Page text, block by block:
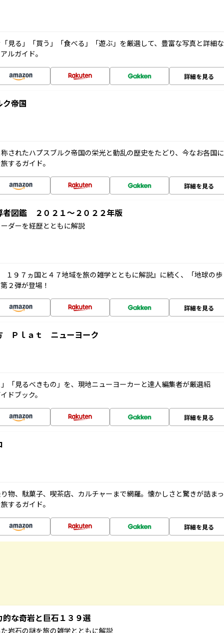
見る」「買う」「食べる」「遊ぶ」を厳選して、豊富な写真と詳細な
ルガイド。
詳細を見る
帝国
称されたハプスブルク帝国の栄光と動乱の歴史をたどり、今なお各国に
するガイド。
詳細を見る
図鑑 ２０２１～２０２２年版
ダーを経歴とともに解説
１９７ヵ国と４７地域を旅の雑学とともに解説』に続く、「地球の歩
２弾が登場！
詳細を見る
Ｐｌａｔ ニューヨーク
」「見るべきもの」を、現地ニューヨーカーと達人編集者が厳選紹
ドブック。
詳細を見る
物、駄菓子、喫茶店、カルチャーまで網羅。懐かしさと驚きが詰まっ
するガイド。
詳細を見る
な奇岩と巨石１３９選
岩石の謎を旅の雑学とともに解説